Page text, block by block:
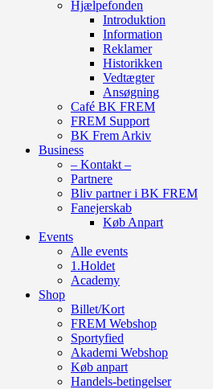
Hjælpefonden
Introduktion
Information
Reklamer
Historikken
Vedtægter
Ansøgning
Café BK FREM
FREM Support
BK Frem Arkiv
Business
– Kontakt –
Partnere
Bliv partner i BK FREM
Fanejerskab
Køb Anpart
Events
Alle events
1.Holdet
Academy
Shop
Billet/Kort
FREM Webshop
Sportyfied
Akademi Webshop
Køb anpart
Handels-betingelser